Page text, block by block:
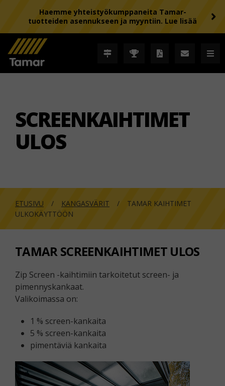
Haemme yhteistyökumppaneita Tamar-
tuotteiden asennukseen ja myyntiin. Lue lisää
SCREENKAIHTIMET
ULOS
ETUSIVU KANGASVÄRIT
TAMAR KAIHTIMET
ULKOKÄYTTÖÖN
TAMAR SCREENKAIHTIMET ULOS
Zip Screen -kaihtimiin tarkoitetut screen- ja
pimennyskankaat.
Valikoimassa on:
1 % screen-kankaita
5 % screen-kankaita
pimentäviä kankaita